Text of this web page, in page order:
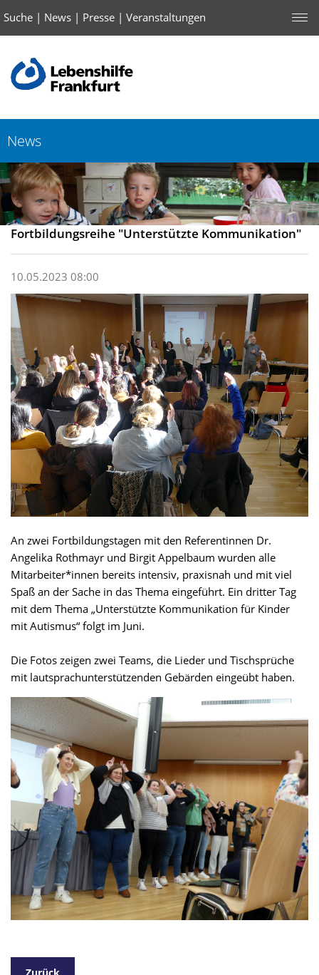
Suche | News | Presse | Veranstaltungen
News
Fortbildungsreihe "Unterstützte Kommunikation"
10.05.2023 08:00
An zwei Fortbildungstagen mit den Referentinnen Dr.
Angelika Rothmayr und Birgit Appelbaum wurden alle
Mitarbeiter*innen bereits intensiv, praxisnah und mit viel
Spaß an der Sache in das Thema eingeführt. Ein dritter Tag
mit dem Thema „Unterstützte Kommunikation für Kinder
mit Autismus“ folgt im Juni.
Die Fotos zeigen zwei Teams, die Lieder und Tischsprüche
mit lautsprachunterstützenden Gebärden eingeübt haben.
Zurück